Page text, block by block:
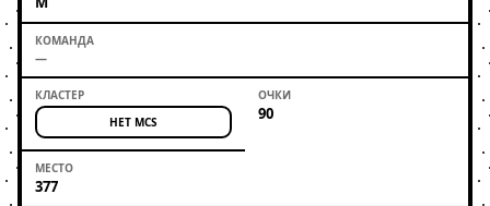
—
НЕТ MCS 90
377